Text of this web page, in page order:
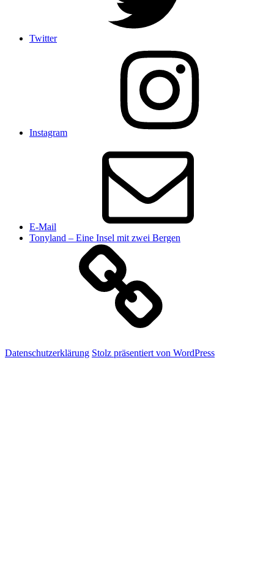
Twitter
Instagram
E-Mail
Tonyland – Eine Insel mit zwei Bergen
Datenschutzerklärung Stolz präsentiert von WordPress